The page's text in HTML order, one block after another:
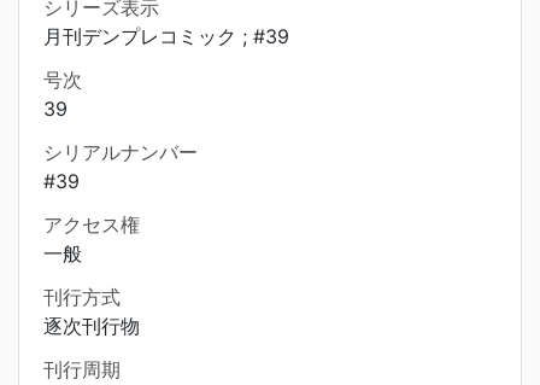
シリーズ表示
月刊デンプレコミック ; #39
号次
39
シリアルナンバー
#39
アクセス権
一般
刊行方式
逐次刊行物
刊行周期